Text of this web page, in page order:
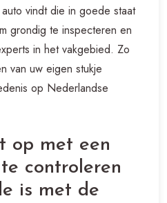
vindt die in goede staat
grondig te inspecteren en
in het vakgebied. Zo
van uw eigen stukje
op Nederlandse
op met een
controleren
is met de